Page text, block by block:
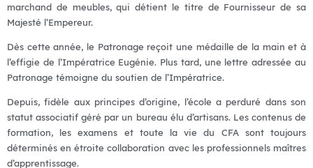
marchand de meubles, qui détient le titre de Fournisseur de sa
Majesté l’Empereur.
Dès cette année, le Patronage reçoit une médaille de la main et à
l’effigie de l’Impératrice Eugénie. Plus tard, une lettre adressée au
Patronage témoigne du soutien de l’Impératrice.
Depuis, fidèle aux principes d’origine, l’école a perduré dans son
statut associatif géré par un bureau élu d’artisans. Les contenus de
formation, les examens et toute la vie du CFA sont toujours
déterminés en étroite collaboration avec les professionnels maîtres
d’apprentissage.